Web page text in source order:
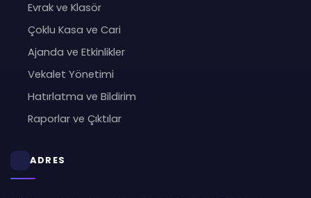
Evrak ve Klasör
Çoklu Kasa ve Cari
Ajanda ve Etkinlikler
Vekalet Yönetimi
Hatırlatma ve Bildirim
Raporlar ve Çıktılar
ADRES